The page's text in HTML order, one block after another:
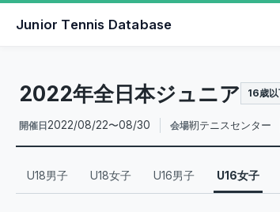
Junior Tennis Database
2022年全日本ジュニア 16歳
開催日 2022/08/22〜08/30 会場靭テニスセンター
U18男子 U18女子 U16男子 U16女子